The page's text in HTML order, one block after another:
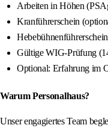
Arbeiten in Höhen
Kranführerschein
Gültige WIG-Prüfung
Optional: Erfahrung im
Warum Personalhaus?
Unser engagiertes Team